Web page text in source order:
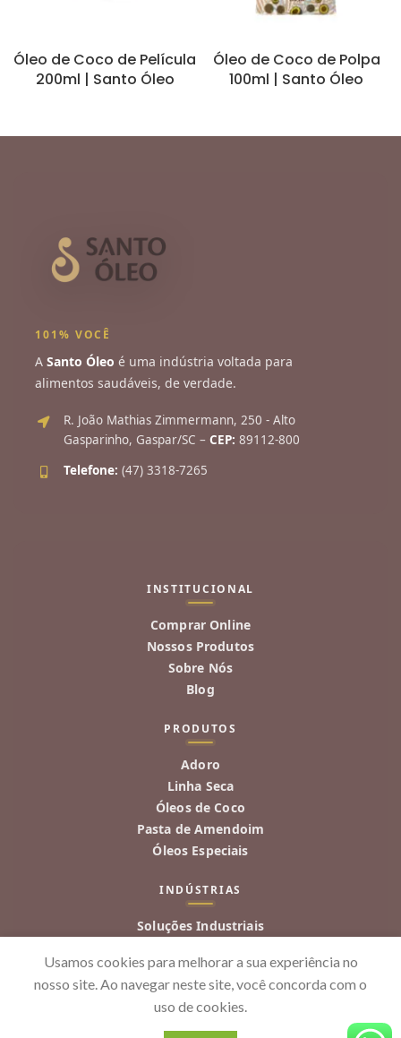
Óleo de Coco de Película
200ml | Santo Óleo
Óleo de Coco de Polpa
100ml | Santo Óleo
101% VOCÊ
A Santo Óleo é uma indústria voltada para
alimentos saudáveis, de verdade.
R. João Mathias Zimmermann, 250 - Alto
Gasparinho, Gaspar/SC – CEP: 89112-800
Telefone: (47) 3318-7265
INSTITUCIONAL
Comprar Online
Nossos Produtos
Sobre Nós
Blog
PRODUTOS
Adoro
Linha Seca
Óleos de Coco
Pasta de Amendoim
Óleos Especiais
INDÚSTRIAS
Soluções Industriais
Usamos cookies para melhorar a sua experiência no
nosso site. Ao navegar neste site, você concorda com o
uso de cookies.